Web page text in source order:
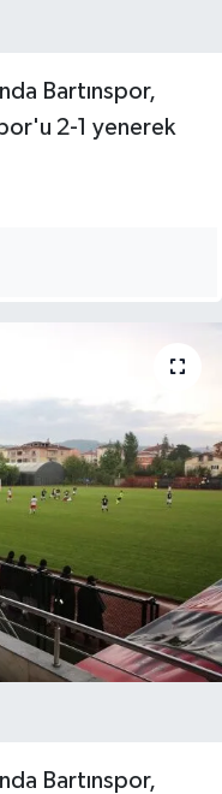
Bartınspor,
2-1 yenerek
Bartınspor,